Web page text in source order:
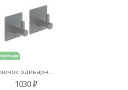
Крючок одинарный - 2 штуки, черный Fixsen Practica FX-560A
1030₽